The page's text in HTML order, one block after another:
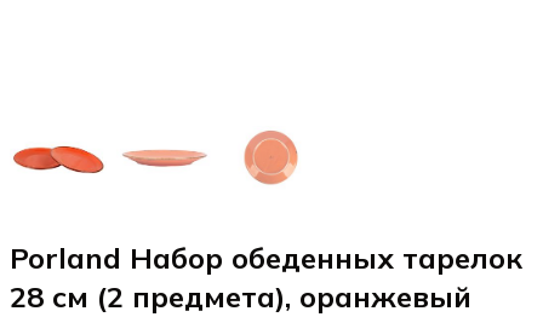
Porland Набор обеденных тарелок
28 см (2 предмета), оранжевый